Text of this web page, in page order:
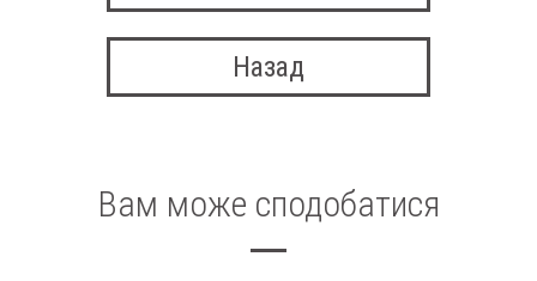
Назад
Вам може сподобатися